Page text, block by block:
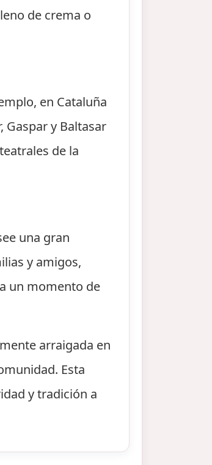
de crema o
en Cataluña
Gaspar y Baltasar
de la
una gran
y amigos,
un momento de
arraigada en
Esta
y tradición a